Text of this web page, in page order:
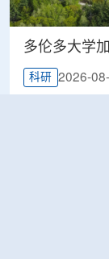
多伦多大学
科研 2026-